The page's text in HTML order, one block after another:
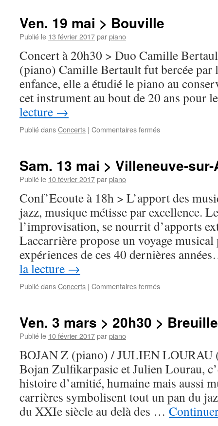
>
Mars
Ven. 19 mai > Bouville
Publié le 13 février 2017parpiano
Concert à 20h30 > Duo Camille
(piano) Camille Bertault fut bercée par
enfance, elle a étudié le piano au
cet instrument au bout de 20 ans pour
lecture →
Publié dansConcerts | Commentaires ferméssur
>
Sam. 13 mai > Villeneuve-
Publié le 10 février 2017parpiano
Conf’Ecoute à 18h > L’apport des
jazz, musique métisse par excellence.
l’improvisation, se nourrit d’apports
Laccarrière propose un voyage
expériences de ces 40 dernières
la lecture →
Publié dansConcerts | Commentaires ferméssur
>
Auvers
Ven. 3 mars > 20h30 >
Publié le 10 février 2017parpiano
BOJAN Z (piano) / JULIEN LOURAU
Bojan Zulfikarpasic et Julien Lourau,
histoire d’amitié, humaine mais aussi
carrières symbolisent tout un pan du
du XXIe siècle au delà des …